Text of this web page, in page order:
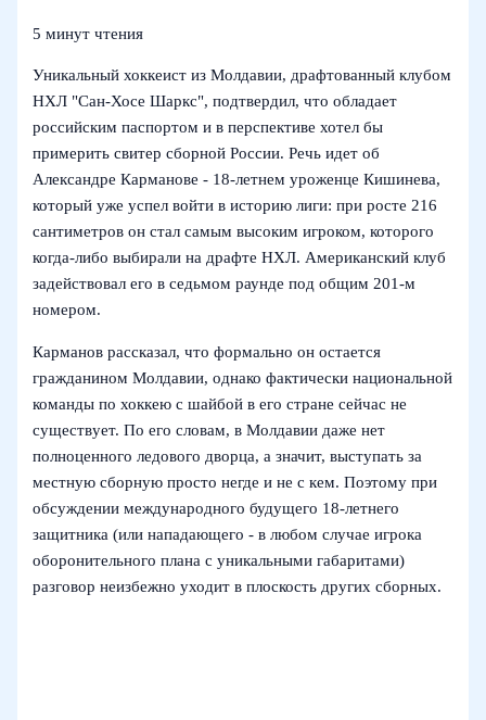
5 минут чтения
Уникальный хоккеист из Молдавии, драфтованный клубом
НХЛ "Сан‑Хосе Шаркс", подтвердил, что обладает
российским паспортом и в перспективе хотел бы
примерить свитер сборной России. Речь идет об
Александре Карманове - 18‑летнем уроженце Кишинева,
который уже успел войти в историю лиги: при росте 216
сантиметров он стал самым высоким игроком, которого
когда‑либо выбирали на драфте НХЛ. Американский клуб
задействовал его в седьмом раунде под общим 201‑м
номером.
Карманов рассказал, что формально он остается
гражданином Молдавии, однако фактически национальной
команды по хоккею с шайбой в его стране сейчас не
существует. По его словам, в Молдавии даже нет
полноценного ледового дворца, а значит, выступать за
местную сборную просто негде и не с кем. Поэтому при
обсуждении международного будущего 18‑летнего
защитника (или нападающего - в любом случае игрока
оборонительного плана с уникальными габаритами)
разговор неизбежно уходит в плоскость других сборных.